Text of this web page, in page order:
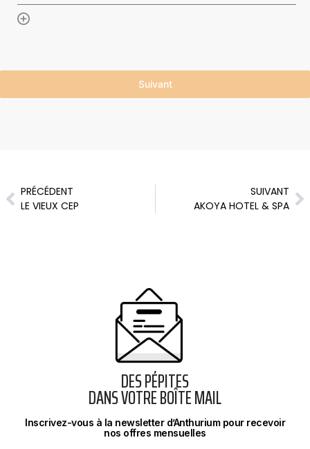
Ajouter un élément
Suivant
PRÉCÉDENT
LE VIEUX CEP
SUIVANT
AKOYA HOTEL & SPA
DES PÉPITES
DANS VOTRE BOÎTE MAIL
Inscrivez-vous à la newsletter d’Anthurium pour recevoir
nos offres mensuelles